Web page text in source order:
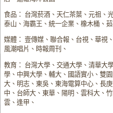
食品： 台灣菸酒、天仁茶葉、元祖、
泰山、海霸王、統一企業、橡木桶、
媒體： 壹傳媒、聯合報、台視、華視
風潮唱片、時報周刊、
教育： 台灣大學、交通大學、清華大
學、中興大學、輔大、國語實小、雙
大、明志、東吳、東海電算中心、長
中、台師大、東華、陽明、雲科大、
雲、逢甲、